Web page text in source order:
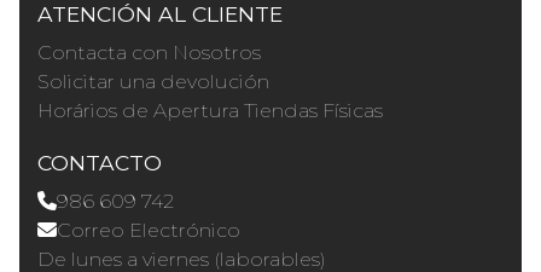
ATENCIÓN AL CLIENTE
Contacta con Nosotros
Solicitar una devolución
Horários de Apertura Tiendas Físicas
CONTACTO
986 609 742
Correo Electrónico
De lunes a viernes (laborables)